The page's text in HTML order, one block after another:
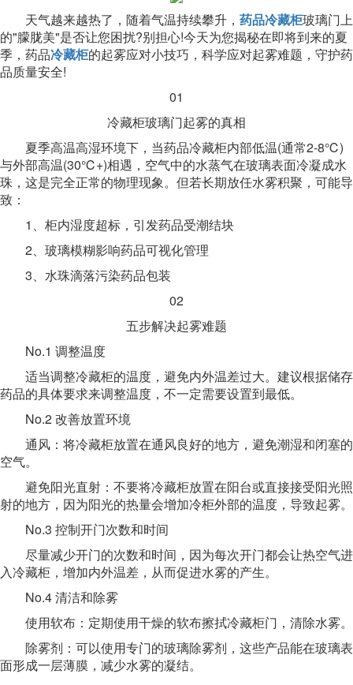
天气越来越热了，随着气温持续攀升， 药品冷藏柜玻璃门上
的"朦胧美"是否让您困扰?别担心!今天为您揭秘在即将到来的夏
季，药品冷藏柜的起雾应对小技巧，科学应对起雾难题，守护药
品质量安全!
01
冷藏柜玻璃门起雾的真相
夏季高温高湿环境下，当药品冷藏柜内部低温(通常2-8℃)
与外部高温(30℃+)相遇，空气中的水蒸气在玻璃表面冷凝成水
珠，这是完全正常的物理现象。但若长期放任水雾积聚，可能导
致：
1、柜内湿度超标，引发药品受潮结块
2、玻璃模糊影响药品可视化管理
3、水珠滴落污染药品包装
02
五步解决起雾难题
No.1 调整温度
适当调整冷藏柜的温度，避免内外温差过大。建议根据储存
药品的具体要求来调整温度，不一定需要设置到最低。
No.2 改善放置环境
通风：将冷藏柜放置在通风良好的地方，避免潮湿和闭塞的
空气。
避免阳光直射：不要将冷藏柜放置在阳台或直接接受阳光照
射的地方，因为阳光的热量会增加冷柜外部的温度，导致起雾。
No.3 控制开门次数和时间
尽量减少开门的次数和时间，因为每次开门都会让热空气进
入冷藏柜，增加内外温差，从而促进水雾的产生。
No.4 清洁和除雾
使用软布：定期使用干燥的软布擦拭冷藏柜门，清除水雾。
除雾剂：可以使用专门的玻璃除雾剂，这些产品能在玻璃表
面形成一层薄膜，减少水雾的凝结。